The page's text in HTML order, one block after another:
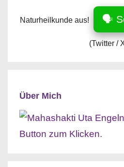
Naturheilkunde aus! 🗣️
(Twitter /
Über Mich